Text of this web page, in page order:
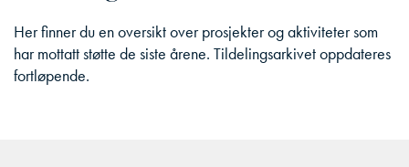
Her finner du en oversikt over prosjekter og aktiviteter som
har mottatt støtte de siste årene. Tildelingsarkivet oppdateres
fortløpende.